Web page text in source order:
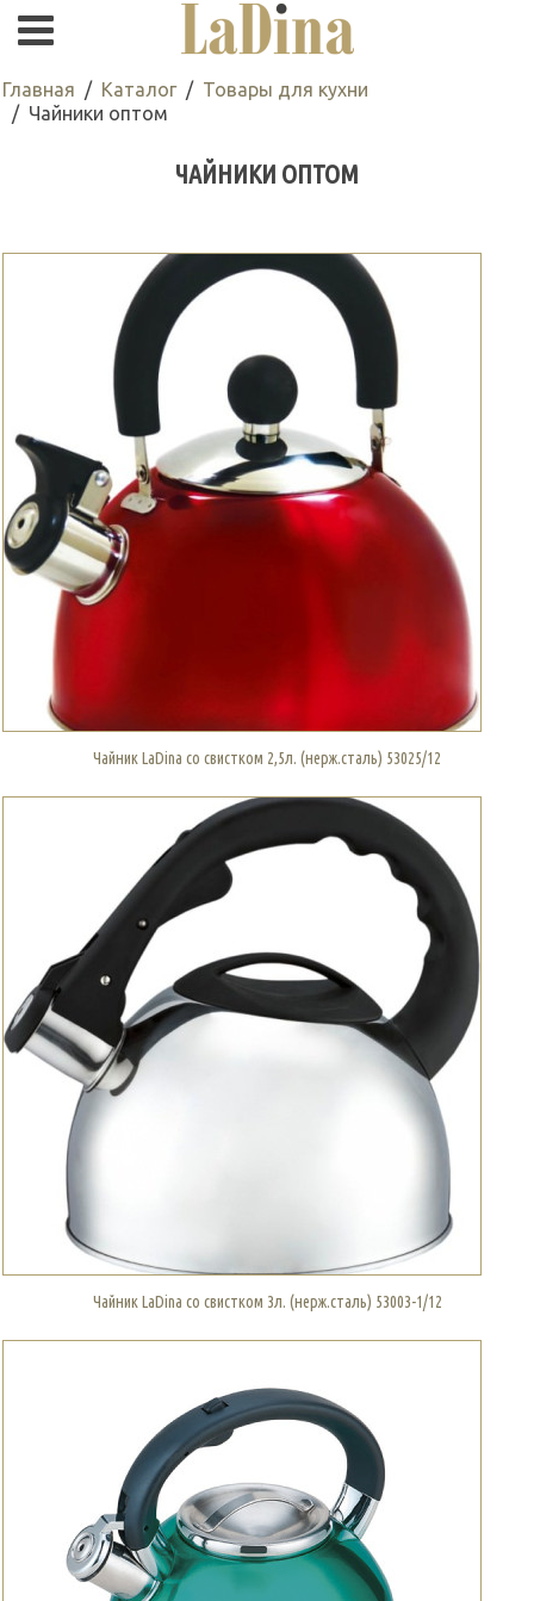
Главная Каталог
Товары для кухни
Чайники оптом
ЧАЙНИКИ ОПТОМ
Чайник LaDina со свистком 2,5л. (нерж.сталь) 53025/12
Чайник LaDina со свистком 3л. (нерж.сталь) 53003-1/12